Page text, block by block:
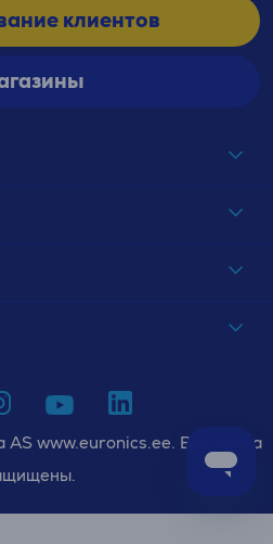
клиентов
www.euronics.ee. Все права